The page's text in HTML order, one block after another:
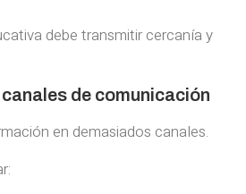
debe transmitir cercanía y
de comunicación
en demasiados canales.